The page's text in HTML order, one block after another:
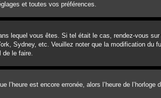
et toutes vos préférences.
lequel vous êtes. Si tel était le cas, rendez-vous
Sydney, etc. Veuillez noter que la modification du
de le faire.
l’heure est encore erronée, alors l’heure de